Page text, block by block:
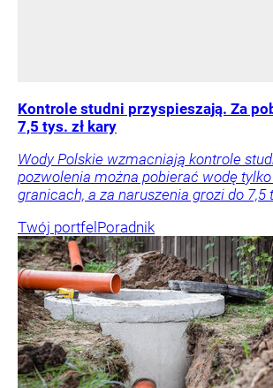
Kontrole studni przyspieszają. Za
7,5 tys. zł kary
Wody Polskie wzmacniają kontrole
pozwolenia można pobierać wodę
granicach, a za naruszenia grozi do 7,5
Twój portfelPoradnik